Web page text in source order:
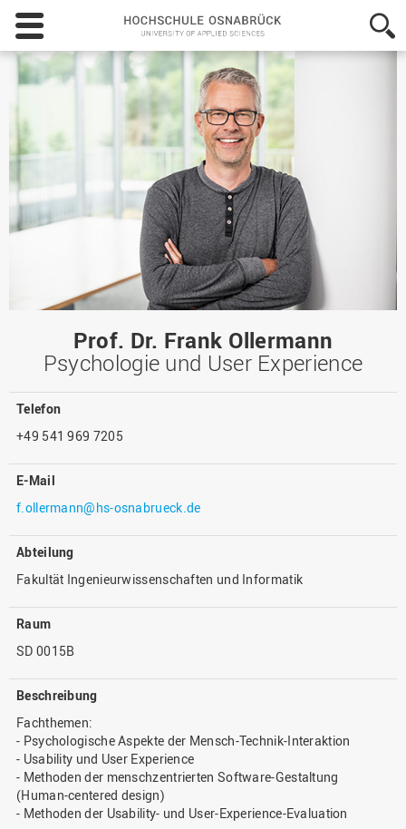
Hochschule
Osnabrück
-
Prof. Dr. Frank Ollermann
Psychologie und User Experience
Telefon
+49 541 969 7205
E-Mail
f.ollermann@hs-osnabrueck.de
Abteilung
Fakultät Ingenieurwissenschaften und Informatik
Raum
SD 0015B
Beschreibung
Fachthemen:
- Psychologische Aspekte der Mensch-Technik-Interaktion
- Usability und User Experience
- Methoden der menschzentrierten Software-Gestaltung
(Human-centered design)
- Methoden der Usability- und User-Experience-Evaluation